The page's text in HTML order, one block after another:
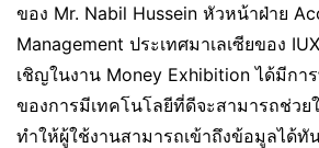
ของ Mr. Nabil Hussein หัวหน้าฝ่าย
Management ประเทศมาเลเซียของ
เชิญในงาน Money Exhibition ได้มีกา
ของการมีเทคโนโลยีที่ดีจะสามารถช่วย
ทำให้ผู้ใช้งานสามารถเข้าถึงข้อมูลได้ทั